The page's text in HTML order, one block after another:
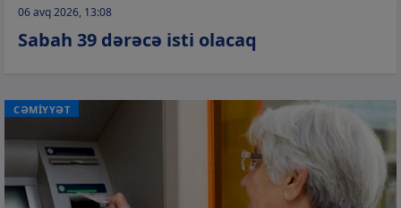
06 avq 2026, 13:08
Sabah 39 dərəcə isti olacaq
CƏMİYYƏT